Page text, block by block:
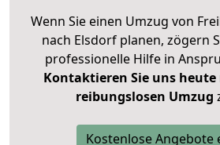
Wenn Sie einen Umzug von
nach Elsdorf planen, zögern
professionelle Hilfe in
Kontaktieren Sie uns heute
reibungslosen Umzug
Kostenlose Angebote